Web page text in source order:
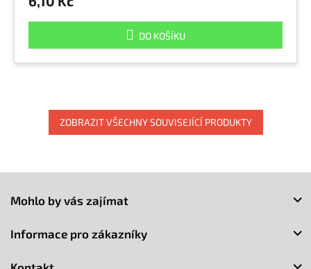
DO KOŠÍKU
ZOBRAZIT VŠECHNY SOUVISEJÍCÍ PRODUKTY
Mohlo by vás zajímat
Informace pro zákazníky